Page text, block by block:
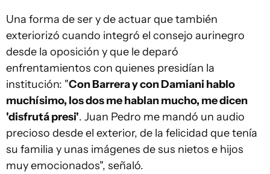
Una forma de ser y de actuar que también
exteriorizó cuando integró el consejo aurinegro
desde la oposición y que le deparó
enfrentamientos con quienes presidían la
institución: "Con Barrera y con Damiani hablo
muchísimo, los dos me hablan mucho, me dicen
'disfrutá presi'. Juan Pedro me mandó un audio
precioso desde el exterior, de la felicidad que tenía
su familia y unas imágenes de sus nietos e hijos
muy emocionados", señaló.